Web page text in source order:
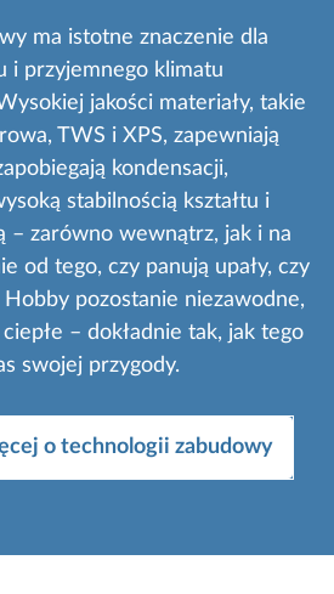
ma istotne znaczenie dla
i przyjemnego klimatu
jakości materiały, takie
TWS i XPS, zapewniają
kondensacji,
stabilnością kształtu i
– zarówno wewnątrz, jak i na
od tego, czy panują upały, czy
pozostanie niezawodne,
– dokładnie tak, jak tego
swojej przygody.
o technologii zabudowy